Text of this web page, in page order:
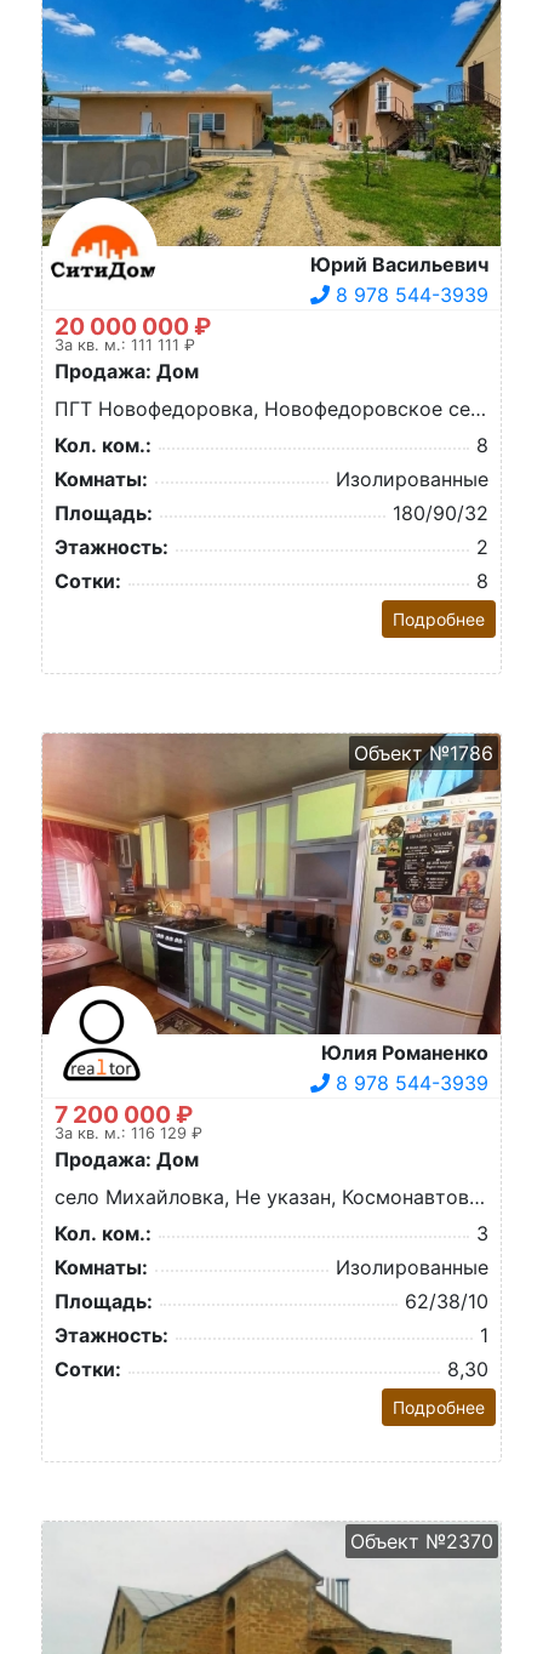
Юрий Васильевич
8 978 544-3939
20 000 000 ₽
За кв. м.: 111 111 ₽
Продажа: Дом
ПГТ Новофедоровка, Новофедоровское сельское поселение, Тимура Апакидзе ул.
Кол. ком.:
8
Комнаты:
Изолированные
Площадь:
180/90/32
Этажность:
2
Сотки:
8
Подробнее
Объект №1786
Юлия Романенко
8 978 544-3939
7 200 000 ₽
За кв. м.: 116 129 ₽
Продажа: Дом
село Михайловка, Не указан, Космонавтов ул.
Кол. ком.:
3
Комнаты:
Изолированные
Площадь:
62/38/10
Этажность:
1
Сотки:
8,30
Подробнее
Объект №2370